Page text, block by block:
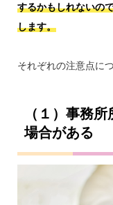
するかもしれないの
します。
それぞれの注意点に
（１）事務
場合がある